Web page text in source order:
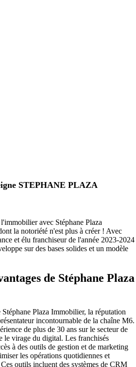
STEPHANE PLAZA
avec Stéphane Plaza
la notoriété n'est plus à créer ! Avec
et élu franchiseur de l'année 2023-2024
sur des bases solides et un modèle
de Stéphane Plaza
Plaza Immobilier, la réputation
incontournable de la chaîne M6.
de plus de 30 ans sur le secteur de
le virage du digital. Les franchisés
à des outils de gestion et de marketing
les opérations quotidiennes et
outils incluent des systèmes de CRM